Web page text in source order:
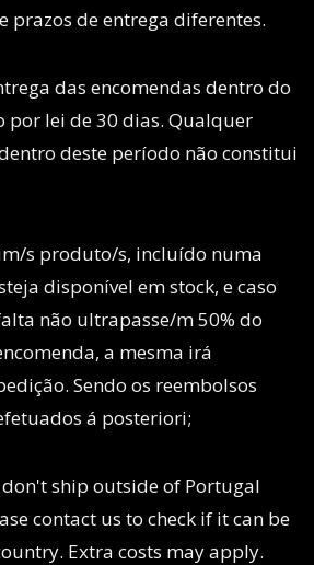
prazos de entrega diferentes.
das encomendas dentro do
por lei de 30 dias. Qualquer
deste período não constitui
s produto/s, incluído numa
disponível em stock, e caso
não ultrapasse/m 50% do
a mesma irá
Sendo os reembolsos
á posteriori;
don't ship outside of Portugal
contact us to check if it can be
Extra costs may apply.